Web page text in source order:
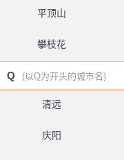
平顶山
攀枝花
Q (以Q为开头的城市名)
清远
庆阳